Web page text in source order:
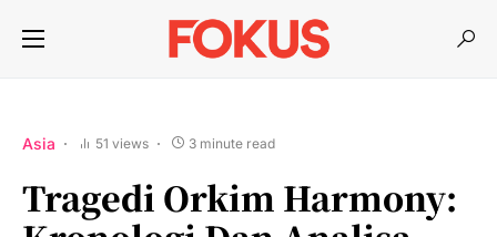
Asia 51 views 3 minute read
Tragedi Orkim Harmony: